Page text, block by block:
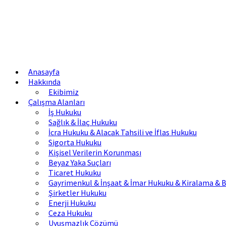
Anasayfa
Hakkında
Ekibimiz
Çalışma Alanları
İş Hukuku
Sağlık & İlaç Hukuku
İcra Hukuku & Alacak Tahsili ve İflas Hukuku
Sigorta Hukuku
Kişisel Verilerin Korunması
Beyaz Yaka Suçları
Ticaret Hukuku
Gayrimenkul & İnşaat & İmar Hukuku & Kiralama &
Şirketler Hukuku
Enerji Hukuku
Ceza Hukuku
Uyuşmazlık Çözümü